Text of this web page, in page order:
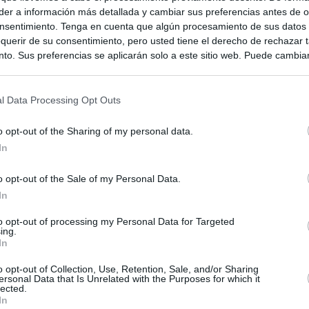
a información más detallada y cambiar sus preferencias antes de
Tenga en cuenta que algún procesamiento de sus
de su consentimiento, pero usted tiene el derecho de rechazar
Sus preferencias se aplicarán solo a este sitio web. Puede
Data Processing Opt Outs
opt-out of the Sharing of my personal data.
opt-out of the Sale of my Personal Data.
opt-out of processing my Personal Data for Targeted
opt-out of Collection, Use, Retention, Sale, and/or Sharing
Data that Is Unrelated with the Purposes for which it
Ayuso señaló por la compra del ático: "Lo que no se dice es
residencia oficial para la presidenta"